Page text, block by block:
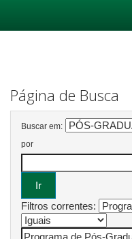
Página de Busca
Buscar em:
por
Filtros correntes: